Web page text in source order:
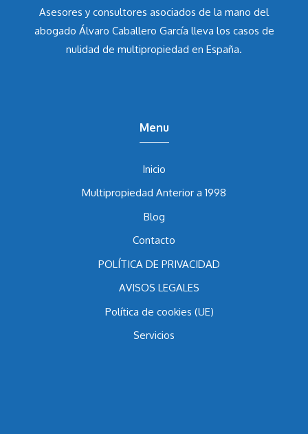
Asesores y consultores asociados de la mano del
abogado Álvaro Caballero Garcíalleva los casos de
Inicio
Multipropiedad Anterior a 1998
Blog
Contacto
POLÍTICA DE PRIVACIDAD
AVISOS LEGALES
Política de cookies (UE)